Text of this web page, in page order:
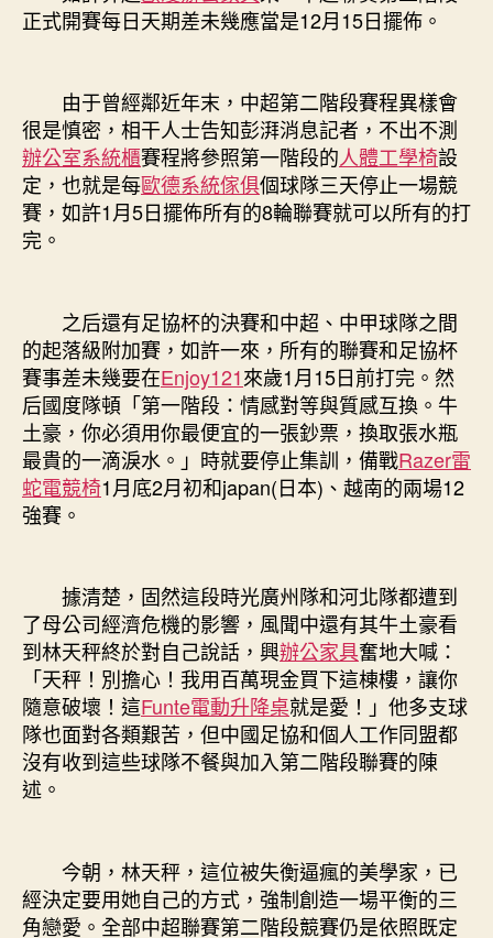
正式開賽每日天期差未幾應當是12月15日擺佈。
由于曾經鄰近年末，中超第二階段賽程異樣會
很是慎密，相干人士告知彭湃消息記者，不出不測
辦公室系統櫃賽程將參照第一階段的人體工學椅設
定，也就是每歐德系統傢俱個球隊三天停止一場競
賽，如許1月5日擺佈所有的8輪聯賽就可以所有的打
完。
之后還有足協杯的決賽和中超、中甲球隊之間
的起落級附加賽，如許一來，所有的聯賽和足協杯
賽事差未幾要在Enjoy121來歲1月15日前打完。然
后國度隊頓「第一階段：情感對等與質感互換。牛
土豪，你必須用你最便宜的一張鈔票，換取張水瓶
最貴的一滴淚水。」時就要停止集訓，備戰Razer雷
蛇電競椅1月底2月初和japan(日本)、越南的兩場12
強賽。
據清楚，固然這段時光廣州隊和河北隊都遭到
了母公司經濟危機的影響，風聞中還有其牛土豪看
到林天秤終於對自己說話，興辦公家具奮地大喊：
「天秤！別擔心！我用百萬現金買下這棟樓，讓你
隨意破壞！這Funte電動升降桌就是愛！」他多支球
隊也面對各類艱苦，但中國足協和個人工作同盟都
沒有收到這些球隊不餐與加入第二階段聯賽的陳
述。
今朝，林天秤，這位被失衡逼瘋的美學家，已
經決定要用她自己的方式，強制創造一場平衡的三
角戀愛。全部中超聯賽第二階段競賽仍是依照既定